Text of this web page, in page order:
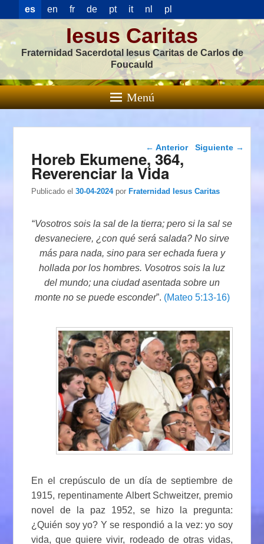
es en fr de pt it nl pl
Iesus Caritas
Fraternidad Sacerdotal Iesus Caritas de Carlos de
Foucauld
Menú
Navegación de
entradas
← Anterior Siguiente →
Horeb Ekumene, 364,
Reverenciar la Vida
Publicado el 30-04-2024 porFraternidad Iesus Caritas
“Vosotros sois la sal de la tierra; pero si la sal se
desvaneciere, ¿con qué será salada? No sirve
más para nada, sino para ser echada fuera y
hollada por los hombres. Vosotros sois la luz
del mundo; una ciudad asentada sobre un
monte no se puede esconder”. (Mateo 5:13-16)
En el crepúsculo de un día de septiembre de
1915, repentinamente Albert Schweitzer, premio
novel de la paz 1952, se hizo la pregunta:
¿Quién soy yo? Y se respondió a la vez: yo soy
vida, que quiere vivir, rodeado de otras vidas,